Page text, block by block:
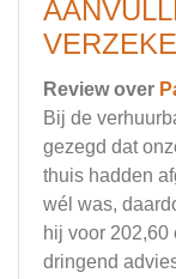
Review over
Bij de
gezegd dat
thuis hadden
wél was,
hij voor
dringend